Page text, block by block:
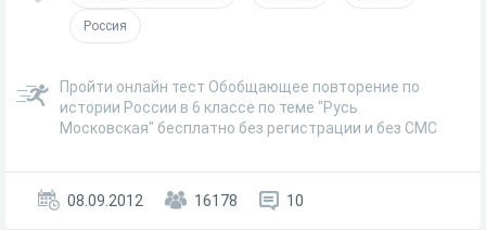
Россия
Пройти онлайн тест Обобщающее повторение по
истории России в 6 классе по теме "Русь
Московская" бесплатно без регистрации и без СМС
08.09.2012 16178 10